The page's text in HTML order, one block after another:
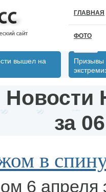
ГЛАВНАЯ
ФОТО
вышел на
Призывы
Новости
за
в
6